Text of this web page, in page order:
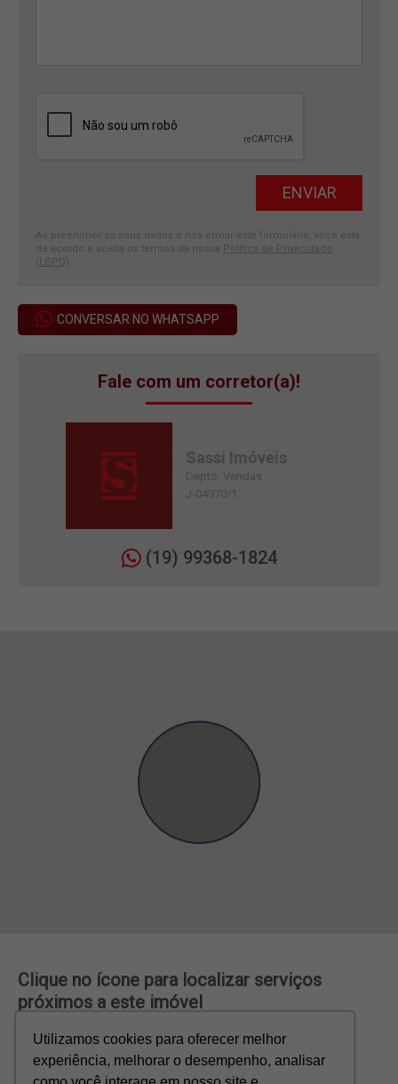
Ao preencher os seus dados e nos enviar este formulário, você está
de acordo e aceita os termos da nossa Política de Privacidade
(LGPD)
CONVERSAR NO WHATSAPP
Fale com um corretor(a)!
Sassi Imóveis
Depto. Vendas
J-04970/1
(19) 99368-1824